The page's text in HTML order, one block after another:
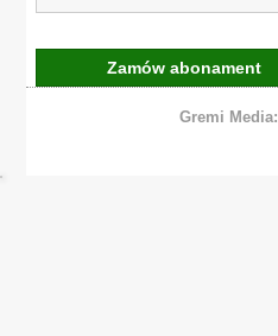
Zamów abonament
Gremi Media: